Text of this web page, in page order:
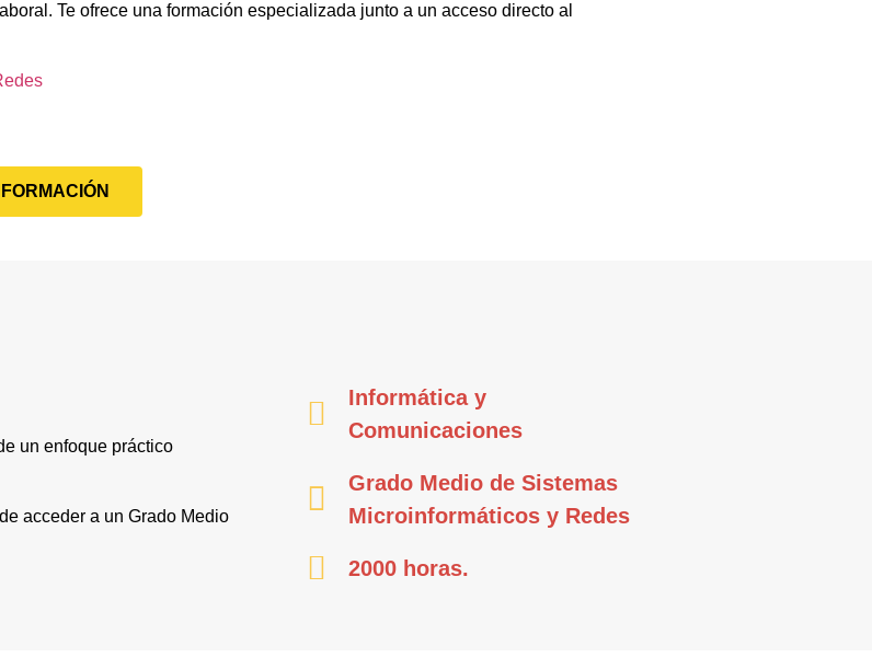
Te ofrece una formación especializada junto a un acceso directo al
un enfoque práctico
acceder a un Grado Medio
Informática y
Comunicaciones
Grado Medio de Sistemas
Microinformáticos y Redes
2000 horas.